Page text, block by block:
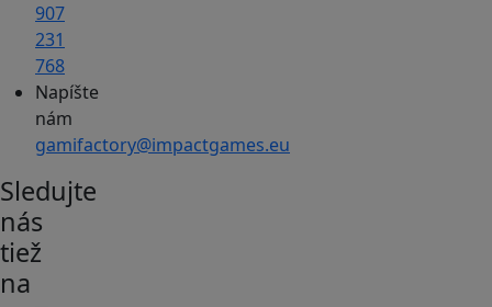
907
231
768
Napíšte
nám
gamifactory@impactgames.eu
Sledujte
nás
tiež
na